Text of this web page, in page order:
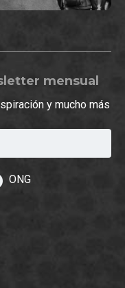
mensual
y mucho más
ONG